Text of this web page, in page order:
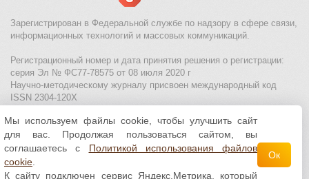
Зарегистрирован в Федеральной службе по надзору в сфере связи,
информационных технологий и массовых коммуникаций.
Регистрационный номер и дата принятия решения о регистрации:
серия Эл № ФС77-78575 от 08 июля 2020 г
Научно-методическому журналу присвоен международный код
ISSN 2304-120X
МЦИТО|Школьные олимпиады и онлайн конкурсы для детей
Политика использования файлов cookie| Политика обработки и
защиты персональных данных
Все материалы доступны полицензии Creative
Мы используем файлы cookie, чтобы улучшить сайт
для вас. Продолжая пользоваться сайтом, вы
соглашаетесь с Политикой использования файлов
cookie
К сайту подключен сервис Яндекс.Метрика, который
Ок